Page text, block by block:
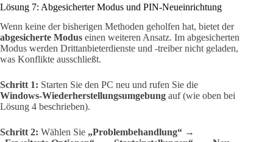
Lösung 7: Abgesicherter Modus und PIN-Neueinrichtung
Wenn keine der bisherigen Methoden geholfen hat, bietet der
abgesicherte Modus einen weiteren Ansatz. Im abgesicherten
Modus werden Drittanbieterdienste und -treiber nicht geladen,
was Konflikte ausschließt.
Schritt 1: Starten Sie den PC neu und rufen Sie die
Windows-Wiederherstellungsumgebung auf (wie oben bei
Lösung 4 beschrieben).
Schritt 2: Wählen Sie „Problembehandlung“ →